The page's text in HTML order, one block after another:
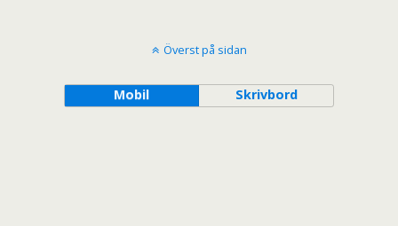
Överst på sidan
Mobil Skrivbord